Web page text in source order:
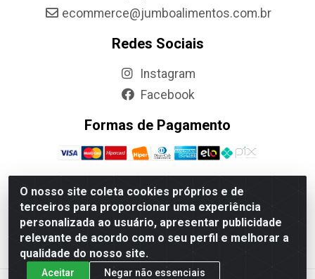
O nosso site coleta cookies próprios e de
terceiros para proporcionar uma experiência
personalizada ao usuário, apresentar publicidade
relevante de acordo com o seu perfil e melhorar a
qualidade do nosso site.
Aceitar Negar não essenciais
ecommerce@jumboalimentos.com.br
Redes Sociais
Instagram
Facebook
Formas de Pagamento
Jumbo Alimentos Cascavel - Matriz - Rua Itatiba Do Sul,
161 - Santos Dumont, Cascavel-PR - CEP 85804-700-
CNPJ 85.522.043/0001-90